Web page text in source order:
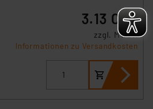
3.13 CHF
zzgl. MwSt.
Informationen zu Versandkosten